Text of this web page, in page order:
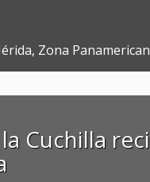
Zona
Cuchilla